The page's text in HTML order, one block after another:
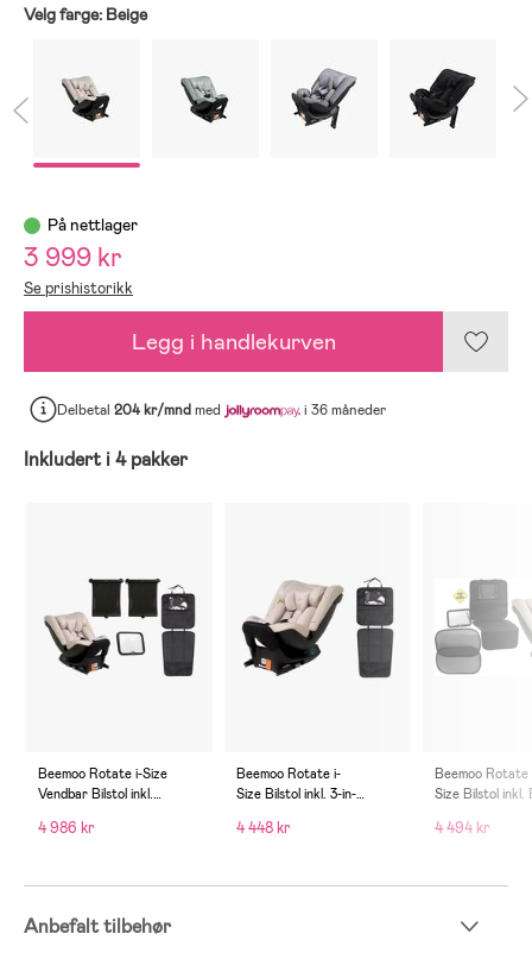
Velg farge: Beige
På nettlager
3 999 kr
Se prishistorikk
Legg i handlekurven
Delbetal 204 kr/mndmed i 36 måneder
Inkludert i 4 pakker
Beemoo Rotate i-Size
Vendbar Bilstol inkl.
4 986 kr
Beemoo Rotate i-
Size Bilstol inkl. 3-in-
4 448 kr
Beemoo Rotate
Size Bilstol inkl.
4 494 kr
Anbefalt tilbehør